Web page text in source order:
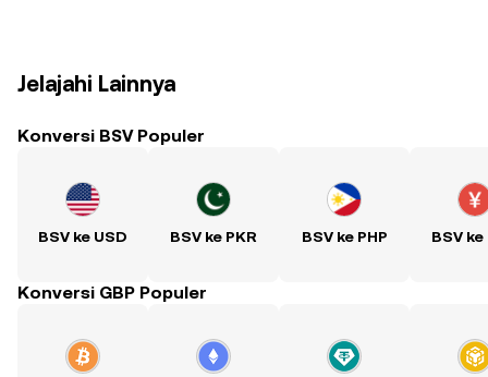
Jelajahi Lainnya
Konversi BSV Populer
BSV ke USD BSV ke PKR BSV ke PHP BSV ke
Konversi GBP Populer